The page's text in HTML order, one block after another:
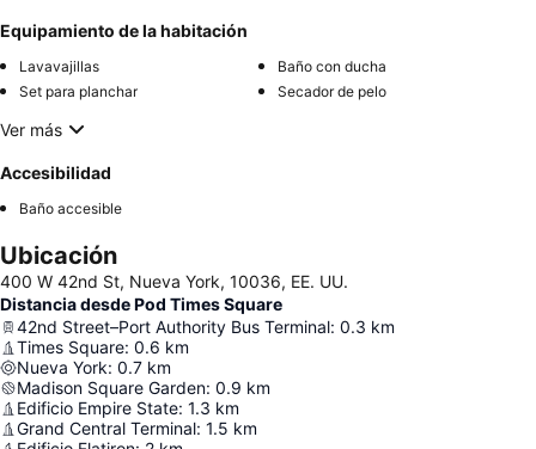
Equipamiento de la habitación
Lavavajillas
Baño con ducha
Set para planchar
Secador de pelo
Ver más
Accesibilidad
Baño accesible
Ubicación
400 W 42nd St, Nueva York, 10036, EE. UU.
Distancia desde Pod Times Square
42nd Street–Port Authority Bus Terminal: 0.3 km
Times Square: 0.6 km
Nueva York: 0.7 km
Madison Square Garden: 0.9 km
Edificio Empire State: 1.3 km
Grand Central Terminal: 1.5 km